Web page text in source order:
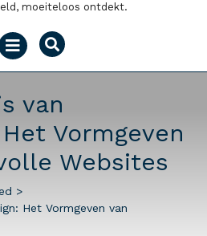
moeiteloos ontdekt.
Menu
openen
van
Vormgeven
Websites
>
Het Vormgeven van